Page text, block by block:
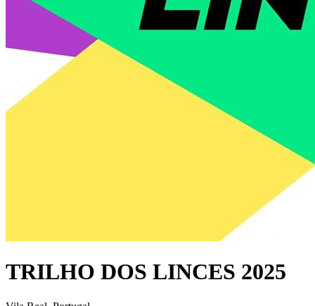
TRILHO DOS LINCES 2025